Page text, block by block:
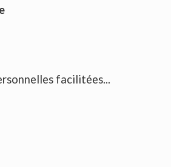
facilitées...